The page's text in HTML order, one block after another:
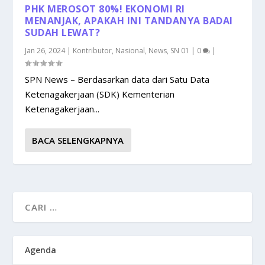
PHK MEROSOT 80%! EKONOMI RI
MENANJAK, APAKAH INI TANDANYA BADAI
SUDAH LEWAT?
Jan 26, 2024| Kontributor, Nasional, News, SN 01 | 0 |
SPN News – Berdasarkan data dari Satu Data
Ketenagakerjaan (SDK) Kementerian
Ketenagakerjaan...
BACA SELENGKAPNYA
Agenda